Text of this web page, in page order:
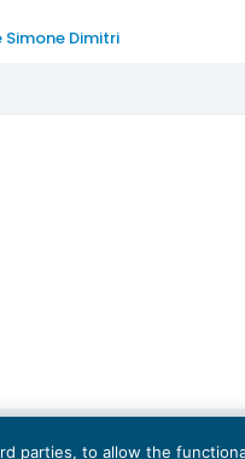
Simone Dimitri
parties, to allow the